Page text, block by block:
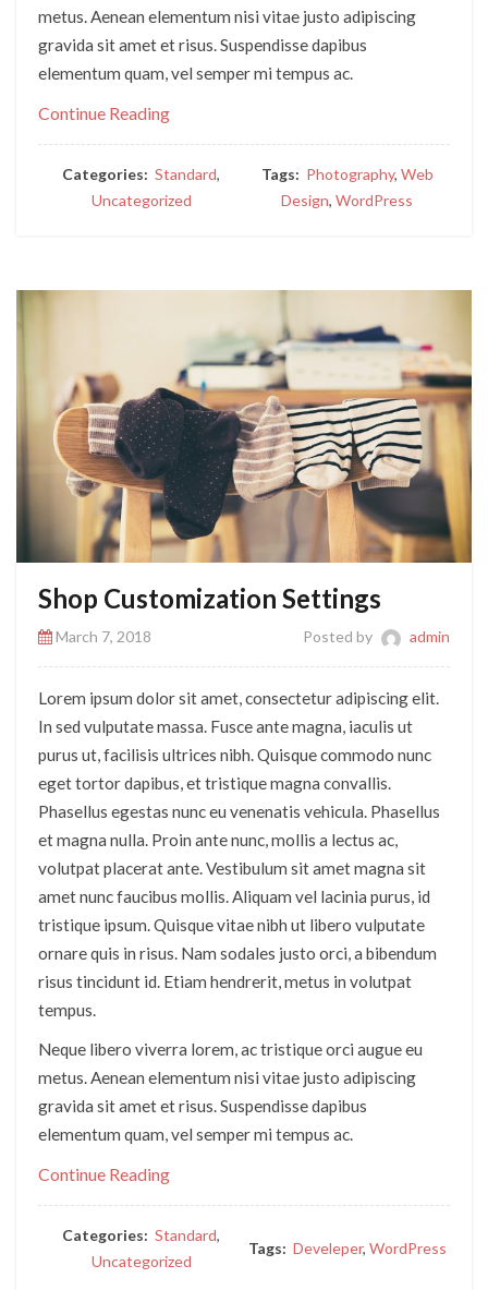
metus. Aenean elementum nisi vitae justo adipiscing
gravida sit amet et risus. Suspendisse dapibus
elementum quam, vel semper mi tempus ac.
Continue Reading
Categories: Standard,
Uncategorized
Tags: Photography, Web
Design, WordPress
Shop Customization Settings
March 7, 2018 Posted by admin
Lorem ipsum dolor sit amet, consectetur adipiscing elit.
In sed vulputate massa. Fusce ante magna, iaculis ut
purus ut, facilisis ultrices nibh. Quisque commodo nunc
eget tortor dapibus, et tristique magna convallis.
Phasellus egestas nunc eu venenatis vehicula. Phasellus
et magna nulla. Proin ante nunc, mollis a lectus ac,
volutpat placerat ante. Vestibulum sit amet magna sit
amet nunc faucibus mollis. Aliquam vel lacinia purus, id
tristique ipsum. Quisque vitae nibh ut libero vulputate
ornare quis in risus. Nam sodales justo orci, a bibendum
risus tincidunt id. Etiam hendrerit, metus in volutpat
tempus.
Neque libero viverra lorem, ac tristique orci augue eu
metus. Aenean elementum nisi vitae justo adipiscing
gravida sit amet et risus. Suspendisse dapibus
elementum quam, vel semper mi tempus ac.
Continue Reading
Categories: Standard,
Uncategorized
Tags: Develeper, WordPress